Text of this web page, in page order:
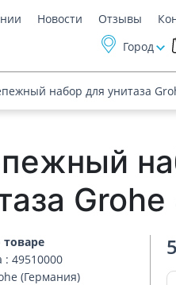
Новости Отзывы
Город
набор для унитаза
товаре
: 49510000
(Германия)